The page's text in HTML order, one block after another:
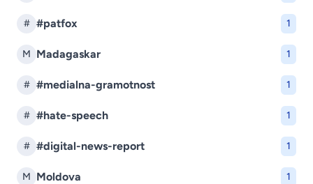
# #patfox 1
M Madagaskar 1
# #medialna-gramotnost 1
# #hate-speech 1
# #digital-news-report 1
M Moldova 1